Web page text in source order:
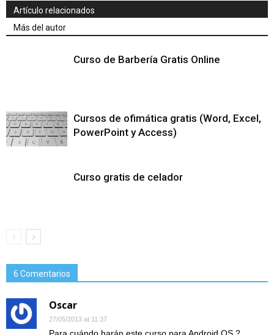
Artículo relacionados
Más del autor
Curso de Barbería Gratis Online
Cursos de ofimática gratis (Word, Excel,
PowerPoint y Access)
Curso gratis de celador
6 Comentarios
Oscar
27/05/2013 at 11:37